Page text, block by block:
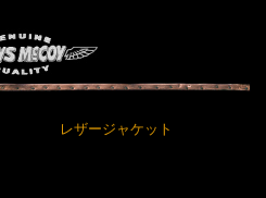
レザージャケット